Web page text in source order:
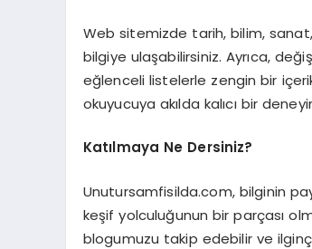
Web sitemizde tarih, bilim,
bilgiye ulaşabilirsiniz. Ayrıca,
eğlenceli listelerle zengin bir
okuyucuya akılda kalıcı bir
Katılmaya Ne Dersiniz?
Unutursamfisilda.com, bilginin
keşif yolculuğunun bir parçası
blogumuzu takip edebilir ve